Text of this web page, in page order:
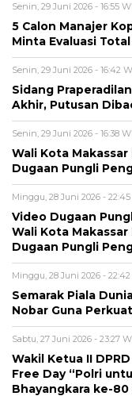
Senin, 29 Juni 2026 - 16:55
5 Calon Manajer
Minta Evaluasi Total
Senin, 29 Juni 2026 - 16:42
Sidang
Akhir, Putusan
Senin, 29 Juni 2026 - 16:38
Wali Kota
Dugaan Pungli
Minggu, 28 Juni 2026 -
Video Dugaan
Wali Kota
Dugaan Pungli
Minggu, 28 Juni 2026 -
Semarak Piala
Nobar Guna
Sabtu, 27 Juni 2026 - 23:27
Wakil Ketua II
Free Day “Polri
Bhayangkara ke-80